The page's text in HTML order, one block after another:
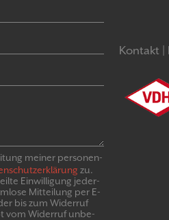
meiner personen­
zu.
Ein­willigung jeder­
Mitteilung per E-
bis zum Widerruf
vom Wider­ruf un­be­
Kontakt